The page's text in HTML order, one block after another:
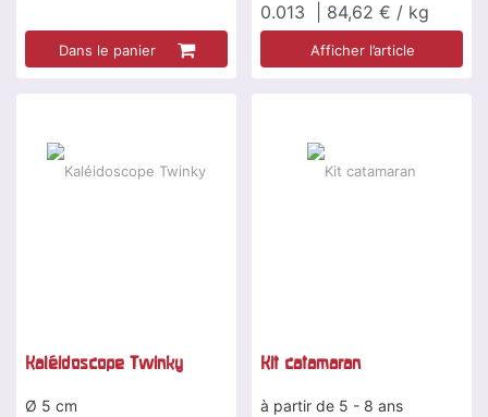
Dans le panier
0.013
| 84,62 € / kg
Afficher l’article
Kaléidoscope Twinky
Ø 5 cm
Kit catamaran
à partir de 5 - 8 ans